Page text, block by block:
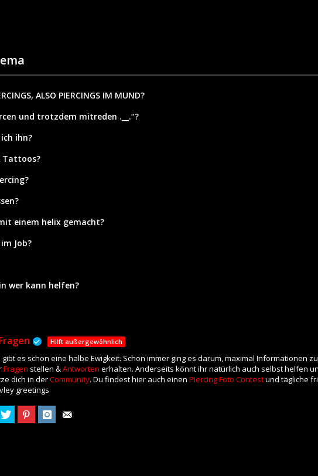
ALSO PIERCINGS IM MUND?
und trotzdem mitreden .__.“?
ihn?
Tattoos?
einem helix gemacht?
Job?
wer kann helfen?
Hilft außergewöhnlich
gibt es schon eine halbe Ewigkeit. Schon immer ging es darum, maximal Informationen
Fragen stellen &Antworten erhalten. Anderseits könnt ihr natürlich auch selbst helfen
dich in derCommunity. Du findest hier auch einen Piercing Foto Contestund tägliche
greetings